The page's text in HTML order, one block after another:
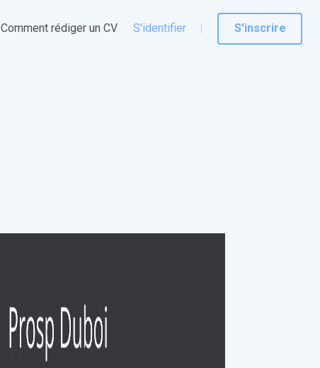
Comment rédiger un CV S'identifier S'inscrire